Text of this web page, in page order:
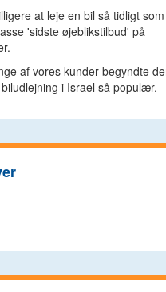
at leje en bil så tidligt
'sidste øjeblikstilbud' på
af vores kunder begyndte
i Israel så populær.